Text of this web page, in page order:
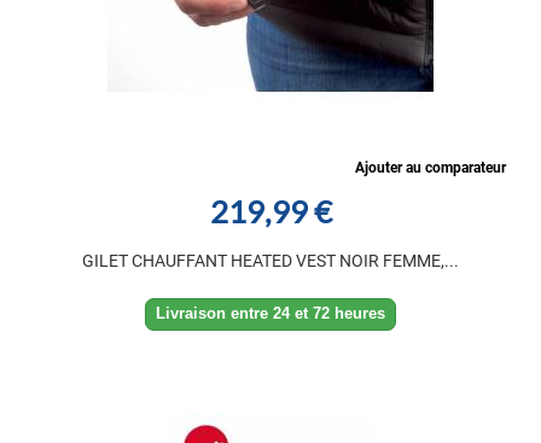
Ajouter au comparateur
219,99 €
GILET CHAUFFANT HEATED VEST NOIR FEMME,...
Livraison entre 24 et 72 heures